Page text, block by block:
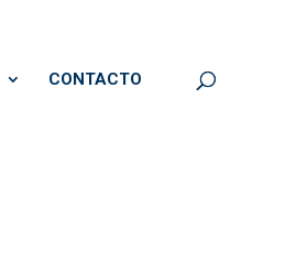
CONTACTO